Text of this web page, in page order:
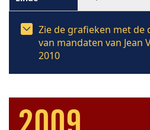
Zie de grafieken met de
van mandaten van Jean
2010